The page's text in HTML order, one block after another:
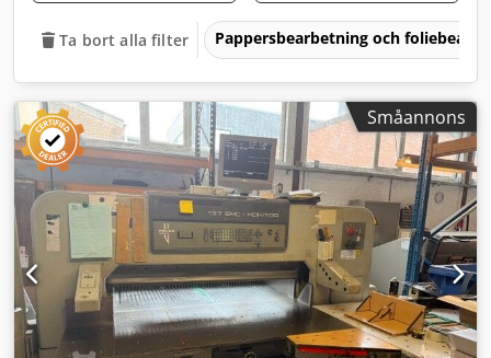
Ta bort alla filter Pappersbearbetning och
Småannons